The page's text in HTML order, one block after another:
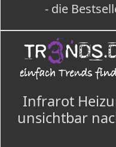
- die
Infrarot
unsichtbar